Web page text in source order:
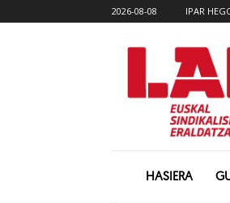
2026-08-08 IPAR
HASIERA